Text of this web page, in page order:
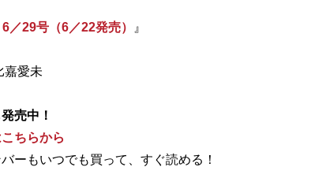
／29号（6／22発売） 』
嘉愛未
売中！
ちらから
ーもいつでも買って、すぐ読める！